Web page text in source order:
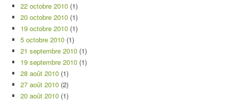
22 octobre 2010 (1)
20 octobre 2010 (1)
19 octobre 2010 (1)
5 octobre 2010 (1)
21 septembre 2010 (1)
19 septembre 2010 (1)
28 août 2010 (1)
27 août 2010 (2)
20 août 2010 (1)